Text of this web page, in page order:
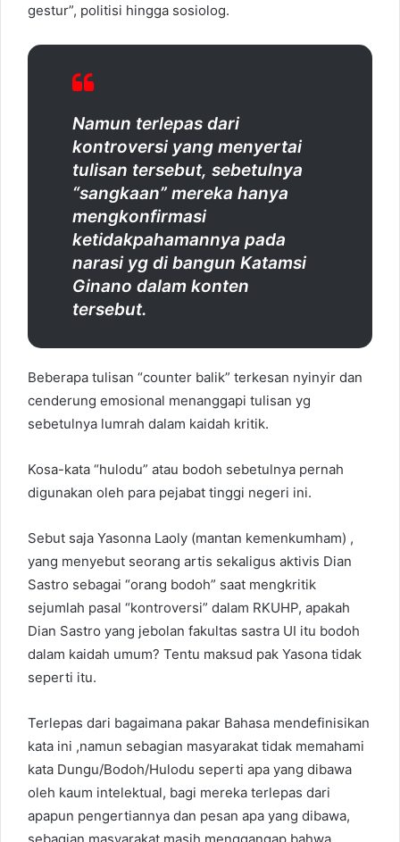
gestur”, politisi hingga sosiolog.
Namun terlepas dari
kontroversi yang menyertai
tulisan tersebut, sebetulnya
“sangkaan” mereka hanya
mengkonfirmasi
ketidakpahamannya pada
narasi yg di bangun Katamsi
Ginano dalam konten
tersebut.
Beberapa tulisan “counter balik” terkesan nyinyir dan
cenderung emosional menanggapi tulisan yg
sebetulnya lumrah dalam kaidah kritik.
Kosa-kata “hulodu” atau bodoh sebetulnya pernah
digunakan oleh para pejabat tinggi negeri ini.
Sebut saja Yasonna Laoly (mantan kemenkumham) ,
yang menyebut seorang artis sekaligus aktivis Dian
Sastro sebagai “orang bodoh” saat mengkritik
sejumlah pasal “kontroversi” dalam RKUHP, apakah
Dian Sastro yang jebolan fakultas sastra UI itu bodoh
dalam kaidah umum? Tentu maksud pak Yasona tidak
seperti itu.
Terlepas dari bagaimana pakar Bahasa mendefinisikan
kata ini ,namun sebagian masyarakat tidak memahami
kata Dungu/Bodoh/Hulodu seperti apa yang dibawa
oleh kaum intelektual, bagi mereka terlepas dari
apapun pengertiannya dan pesan apa yang dibawa,
sebagian masyarakat masih menggangap bahwa